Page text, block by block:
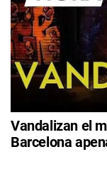
Vandalizan el
Barcelona